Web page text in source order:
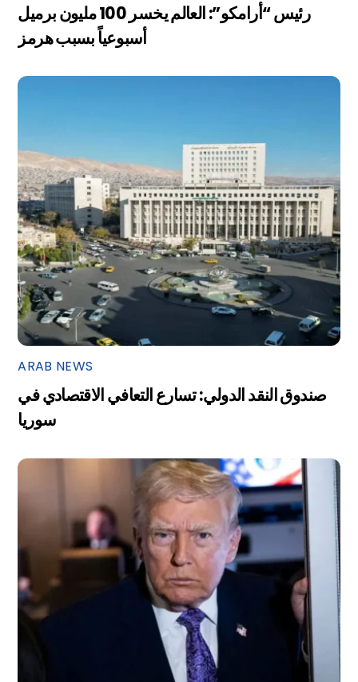
رئيس “أرامكو”: العالم يخسر 100 مليون برميل
أسبوعياً بسبب هرمز
ARAB NEWS
صندوق النقد الدولي: تسارع التعافي الاقتصادي في
سوريا